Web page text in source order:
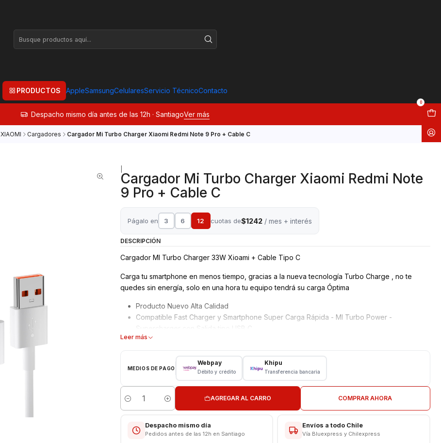
PRODUCTOS AppleSamsungCelularesServicio TécnicoContacto
0
Despacho mismo día antes de las 12h · SantiagoVer más
XIAOMI Cargadores Cargador Mi Turbo Charger Xiaomi Redmi Note 9 Pro + Cable C
Cargador Mi Turbo Charger Xiaomi Redmi Note
9 Pro + Cable C
Págalo en 3 6 12 cuotas de$1242/ mes + interés
DESCRIPCIÓN
Cargador MI Turbo Charger 33W Xioami + Cable Tipo C
Carga tu smartphone en menos tiempo, gracias a la nueva tecnología Turbo Charge , no te
quedes sin energía, solo en una hora tu equipo tendrá su carga Óptima
Producto Nuevo Alta Calidad
Compatible Fast Charger y Smartphone Super Carga Rápida - MI Turbo Power -
Supercharger con Salida tipo USB C
Garantía 6 meses
Cargador Pared + Cable Tipo USB a C
Cargador Salida Tipo USB
Modelo MDY-11-EZ
Entrada: 100 - 240 volt 50/60HZ 0-6
Salida: 5.0V - 3.0A 15.0W/09.0V - 3.0A 27.0W/12.0V - 2.25A 27.0W
Leer más
MEDIOS DE PAGO
Webpay
Débito y crédito
Khipu
Transferencia bancaria
Cantidad
AGREGAR AL CARRO COMPRAR AHORA
Despacho mismo día
Pedidos antes de las 12h en Santiago
Envíos a todo Chile
Vía Bluexpress y Chilexpress